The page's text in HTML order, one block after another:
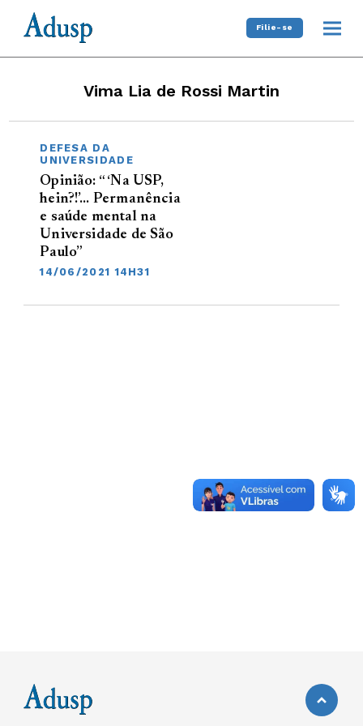
Filie-se
Vima Lia de Rossi Martin
DEFESA DA
UNIVERSIDADE
Opinião: “ ‘Na USP,
hein?!’… Permanência
e saúde mental na
Universidade de São
Paulo”
14/06/2021 14H31